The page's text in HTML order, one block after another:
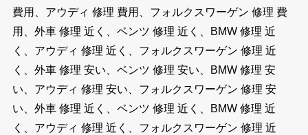
費用、アウディ 修理 費用、フォルクスワーゲン 修理 費
用、外車 修理 近く、ベンツ 修理 近く、BMW 修理 近
く、アウディ 修理 近く、フォルクスワーゲン 修理 近
く、外車 修理 安い、ベンツ 修理 安い、BMW 修理 安
い、アウディ 修理 安い、フォルクスワーゲン 修理 安
い、外車 修理 近く、ベンツ 修理 近く、BMW 修理 近
く、アウディ 修理 近く、フォルクスワーゲン 修理 近